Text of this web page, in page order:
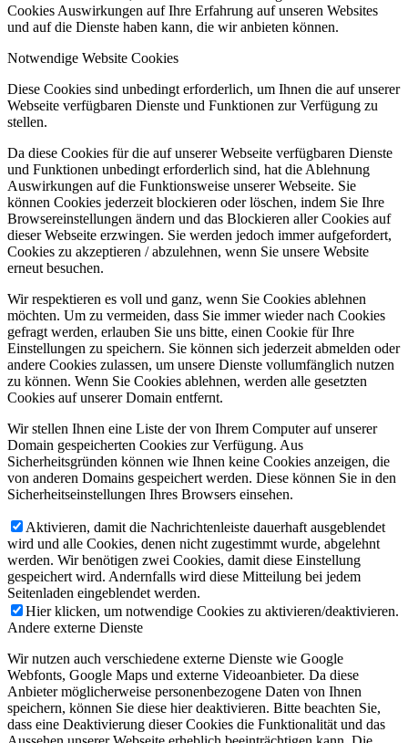
Cookies Auswirkungen auf Ihre Erfahrung auf unseren Websites
und auf die Dienste haben kann, die wir anbieten können.
Notwendige Website Cookies
Diese Cookies sind unbedingt erforderlich, um Ihnen die auf unserer
Webseite verfügbaren Dienste und Funktionen zur Verfügung zu
stellen.
Da diese Cookies für die auf unserer Webseite verfügbaren Dienste
und Funktionen unbedingt erforderlich sind, hat die Ablehnung
Auswirkungen auf die Funktionsweise unserer Webseite. Sie
können Cookies jederzeit blockieren oder löschen, indem Sie Ihre
Browsereinstellungen ändern und das Blockieren aller Cookies auf
dieser Webseite erzwingen. Sie werden jedoch immer aufgefordert,
Cookies zu akzeptieren / abzulehnen, wenn Sie unsere Website
erneut besuchen.
Wir respektieren es voll und ganz, wenn Sie Cookies ablehnen
möchten. Um zu vermeiden, dass Sie immer wieder nach Cookies
gefragt werden, erlauben Sie uns bitte, einen Cookie für Ihre
Einstellungen zu speichern. Sie können sich jederzeit abmelden oder
andere Cookies zulassen, um unsere Dienste vollumfänglich nutzen
zu können. Wenn Sie Cookies ablehnen, werden alle gesetzten
Cookies auf unserer Domain entfernt.
Wir stellen Ihnen eine Liste der von Ihrem Computer auf unserer
Domain gespeicherten Cookies zur Verfügung. Aus
Sicherheitsgründen können wie Ihnen keine Cookies anzeigen, die
von anderen Domains gespeichert werden. Diese können Sie in den
Sicherheitseinstellungen Ihres Browsers einsehen.
Aktivieren, damit die Nachrichtenleiste dauerhaft ausgeblendet
wird und alle Cookies, denen nicht zugestimmt wurde, abgelehnt
werden. Wir benötigen zwei Cookies, damit diese Einstellung
gespeichert wird. Andernfalls wird diese Mitteilung bei jedem
Seitenladen eingeblendet werden.
Hier klicken, um notwendige Cookies zu aktivieren/deaktivieren.
Andere externe Dienste
Wir nutzen auch verschiedene externe Dienste wie Google
Webfonts, Google Maps und externe Videoanbieter. Da diese
Anbieter möglicherweise personenbezogene Daten von Ihnen
speichern, können Sie diese hier deaktivieren. Bitte beachten Sie,
dass eine Deaktivierung dieser Cookies die Funktionalität und das